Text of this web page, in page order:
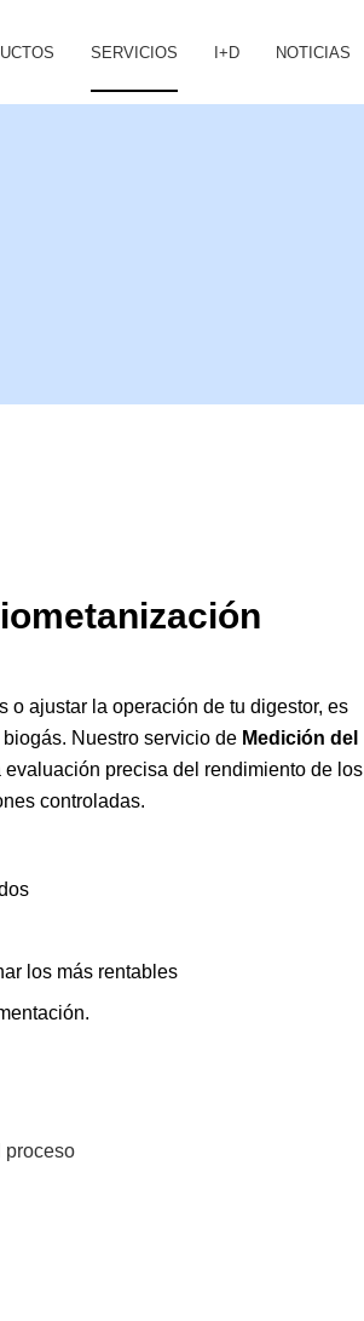
SERVICIOS I+D NOTICIAS
o ajustar la operación de tu digestor, es
Nuestro servicio de Medición del
evaluación precisa del rendimiento de los
controladas.
los más rentables
proceso